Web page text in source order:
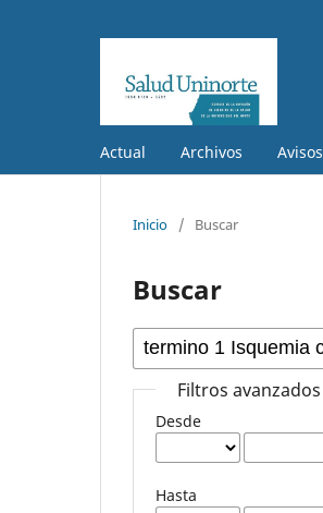
Actual Archivos Avisos
Inicio / Buscar
Buscar
Filtros avanzados
Desde
Hasta